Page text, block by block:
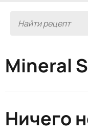
Mineral
Ничего